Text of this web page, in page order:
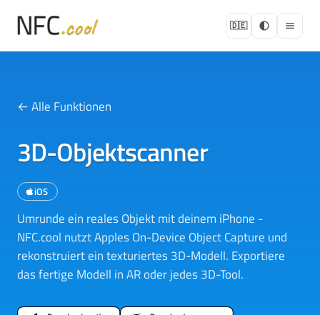
🇩🇪
← Alle Funktionen
3D-Objektscanner
iOS
Umrunde ein reales Objekt mit deinem iPhone -
NFC.cool nutzt Apples On-Device Object Capture und
rekonstruiert ein texturiertes 3D-Modell. Exportiere
das fertige Modell in AR oder jedes 3D-Tool.